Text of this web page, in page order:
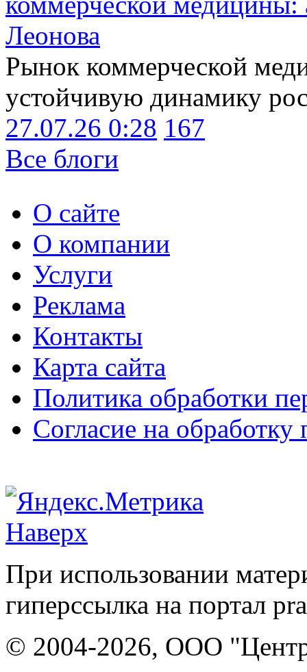
Леонова
Рынок коммерческой
устойчивую динамику
27.07.26 0:28 167
Все блоги
О сайте
О компании
Услуги
Реклама
Контакты
Карта сайта
Политика обработки
Согласие на
Наверх
При использовании
гиперссылка на портал
© 2004-2026, ООО "Центр